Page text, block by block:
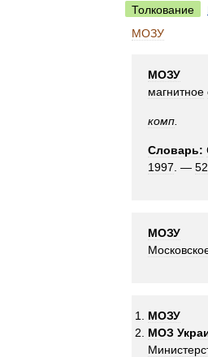
Толкование
МОЗУ
МОЗУ
магнитное
комп
Словарь:
1997 . —
МОЗУ
МОЗУ
МОЗ